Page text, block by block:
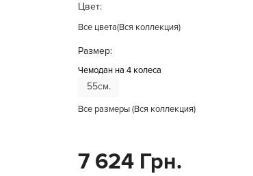
Цвет:
Все цвета(Вся коллекция)
Размер:
Чемодан на 4 колеса
55см.
Все размеры(Вся коллекция)
7 624 Грн.